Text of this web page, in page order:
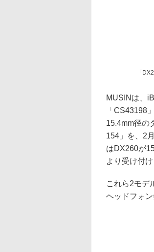
「
MUSINは、
「CS43198
15.4mm径の
154」を、2
はDX260が
より受け付け
これら2モデ
ヘッドフォ